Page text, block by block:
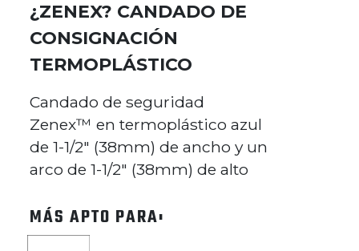
¿ZENEX? CANDADO DE
CONSIGNACIÓN
TERMOPLÁSTICO
Candado de seguridad
Zenex™ en termoplástico azul
de 1-1/2" (38mm) de ancho y un
arco de 1-1/2" (38mm) de alto
MÁS APTO PARA: